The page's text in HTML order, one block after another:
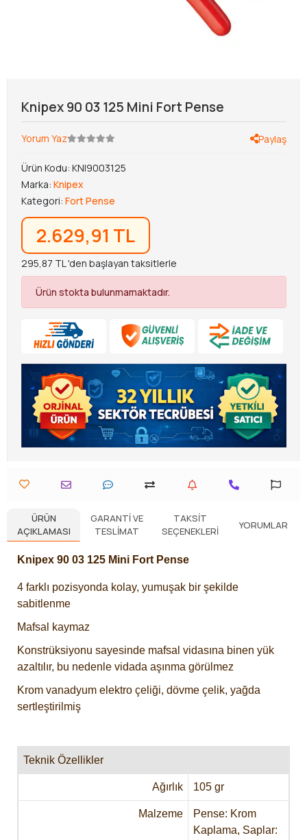
Knipex 90 03 125 Mini Fort Pense
Yorum Yaz Paylaş
Ürün Kodu: KNI9003125
Marka: Knipex
Kategori: Fort Pense
2.629,91 TL
295,87 TL 'den başlayan taksitlerle
Ürün stokta bulunmamaktadır.
ÜRÜN
AÇIKLAMASI
GARANTI VE
TESLIMAT
TAKSIT
SEÇENEKLERI
YORUMLAR
Knipex 90 03 125 Mini Fort Pense
4 farklı pozisyonda kolay, yumuşak bir şekilde
sabitlenme
Mafsal kaymaz
Konstrüksiyonu sayesinde mafsal vidasına binen yük
azaltılır, bu nedenle vidada aşınma görülmez
Krom vanadyum elektro çeliği, dövme çelik, yağda
sertleştirilmiş
Teknik Özellikler
Ağırlık 105 gr
Malzeme
Pense: Krom
Kaplama, Saplar: